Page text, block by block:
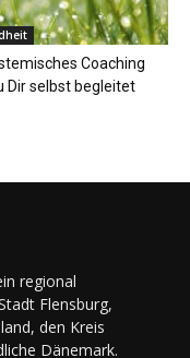
Coaching
Dir selbst begleitet
regional
Flensburg,
den Kreis
Dänemark.